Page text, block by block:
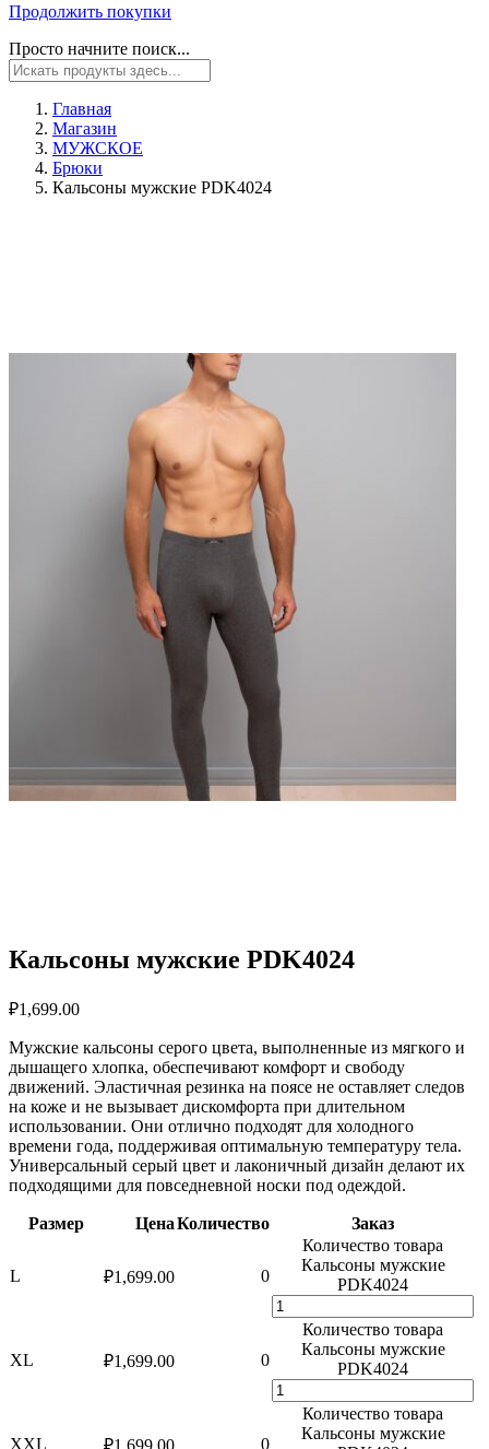
Продолжить покупки
Просто начните поиск...
Главная
Магазин
МУЖСКОЕ
Брюки
Кальсоны мужские PDK4024
Кальсоны мужские PDK4024
₽1,699.00
Мужские кальсоны серого цвета, выполненные из мягкого и
дышащего хлопка, обеспечивают комфорт и свободу
движений. Эластичная резинка на поясе не оставляет следов
на коже и не вызывает дискомфорта при длительном
использовании. Они отлично подходят для холодного
времени года, поддерживая оптимальную температуру тела.
Универсальный серый цвет и лаконичный дизайн делают их
подходящими для повседневной носки под одеждой.
Размер ЦенаКоличество Заказ
L ₽1,699.00 0
Количество товара
Кальсоны мужские
PDK4024
XL ₽1,699.00 0
Количество товара
Кальсоны мужские
PDK4024
XXL ₽1,699.00 0
Количество товара
Кальсоны мужские